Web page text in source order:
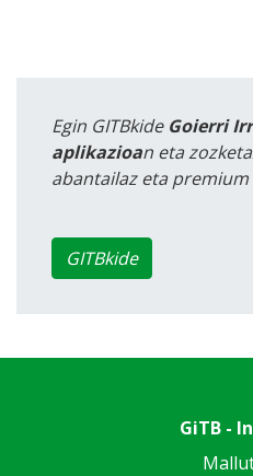
Egin GITBkide Goierri
aplikazioan eta
abantailaz eta
GITBkide
GiTB -